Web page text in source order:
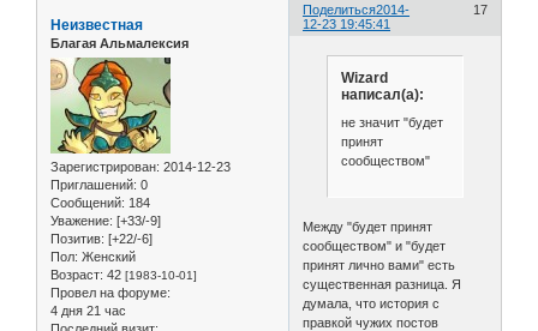
Поделиться 17
2014-
12-23 19:45:41
Неизвестная
Благая Альмалексия
Зарегистрирован: 2014-12-23
Приглашений: 0
Сообщений: 184
Уважение: [+33/-9]
Позитив: [+22/-6]
Пол: Женский
Возраст: 42 [1983-10-01]
Провел на форуме:
4 дня 21 час
Wizard
написал(а):
не значит "будет
принят
сообществом"
Между "будет принят
сообществом" и "будет
принят лично вами" есть
существенная разница. Я
думала, что история с
правкой чужих постов